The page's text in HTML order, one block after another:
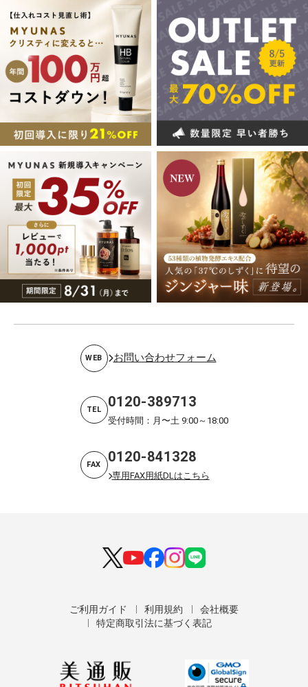
WEB お問い合わせフォーム
TEL 0120-389713
受付時間：月〜土 9:00～18:00
FAX 0120-841328
専用FAX用紙DLはこちら
ご利用ガイド 利用規約
会社概要
特定商取引法に基づく表記